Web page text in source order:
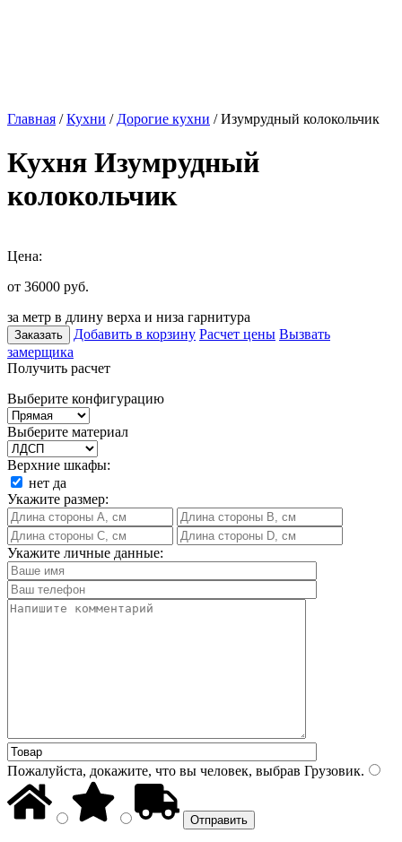
Главная /Кухни / Дорогие кухни / Изумрудный колокольчик
Кухня Изумрудный
колокольчик
Цена:
от 36000 руб.
за метр в длину верха и низа гарнитура
Заказать Добавить в корзину Расчет цены Вызвать
замерщика
Получить расчет
Выберите конфигурацию
Выберите материал
Верхние шкафы:
нет да
Укажите размер:
Укажите личные данные:
Пожалуйста, докажите, что вы человек, выбрав Грузовик.